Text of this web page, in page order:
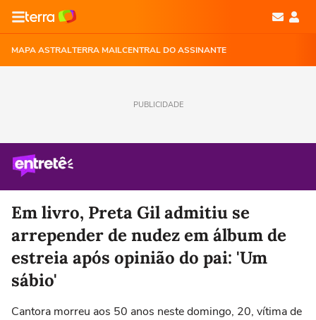
MAPA ASTRALTERRA MAILCENTRAL DO ASSINANTE
PUBLICIDADE
Em livro, Preta Gil admitiu se
arrepender de nudez em álbum de
estreia após opinião do pai: 'Um
sábio'
Cantora morreu aos 50 anos neste domingo, 20, vítima de